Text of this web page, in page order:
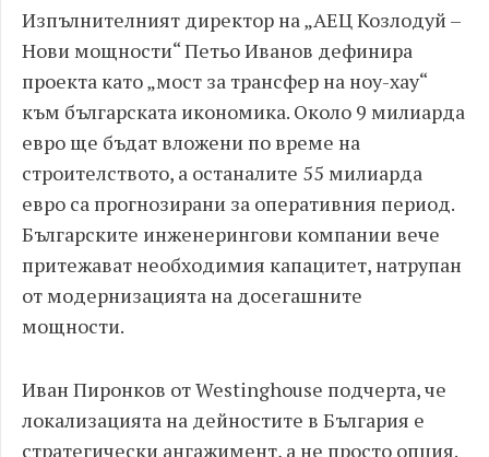
Изпълнителният директор на „АЕЦ Козлодуй –
Нови мощности“ Петьо Иванов дефинира
проекта като „мост за трансфер на ноу-хау“
към българската икономика. Около 9 милиарда
евро ще бъдат вложени по време на
строителството, а останалите 55 милиарда
евро са прогнозирани за оперативния период.
Българските инженерингови компании вече
притежават необходимия капацитет, натрупан
от модернизацията на досегашните
мощности.
Иван Пиронков от Westinghouse подчерта, че
локализацията на дейностите в България е
стратегически ангажимент, а не просто опция.